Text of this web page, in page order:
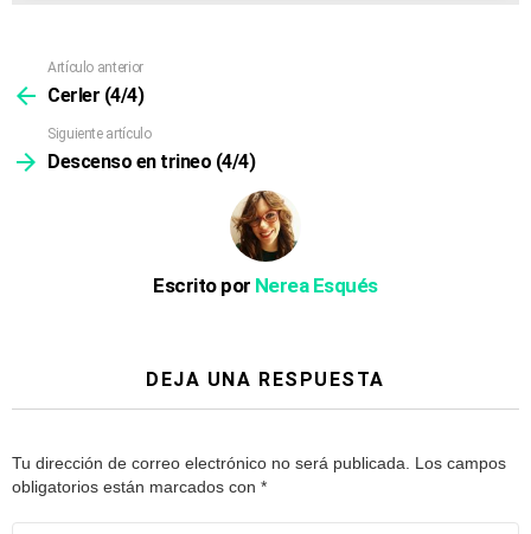
más
Artículo anterior
Cerler (4/4)
Siguiente artículo
Descenso en trineo (4/4)
Escrito por Nerea Esqués
DEJA UNA RESPUESTA
Tu dirección de correo electrónico no será publicada.
Los campos
obligatorios están marcados con *